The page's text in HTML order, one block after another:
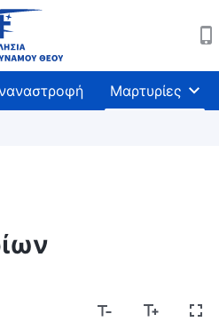
Μαρτυρίες